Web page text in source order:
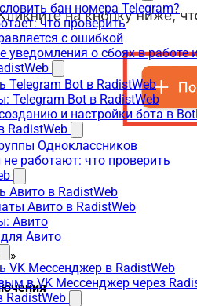
бан номера Telegram?
что проверить
с ошибкой
уведомления о сбоях в работе
Telegram Bot в RadistWeb
Telegram Bot в RadistWeb
и настройки бота в
RadistWeb
Одноклассников
работают: что проверить
Авито в RadistWeb
Авито в RadistWeb
Авито
Авито
VK Мессенджер в RadistWeb
в VK Мессенджер через
RadistWeb